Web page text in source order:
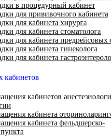
в процедурный кабинет
для прививочного кабинета
для кабинета хирурга
для кабинета стоматолога
для кабинета предрейсовых
для кабинета гинеколога
для кабинета
кабинетов
кабинетов
кабинета
кабинета фельдшерско-